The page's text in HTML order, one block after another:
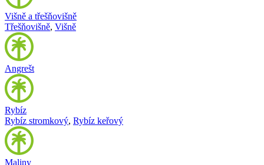
Višně a třešňovišně
Třešňovišně, Višně
Angrešt
Rybíz
Rybíz stromkový, Rybíz keřový
Maliny